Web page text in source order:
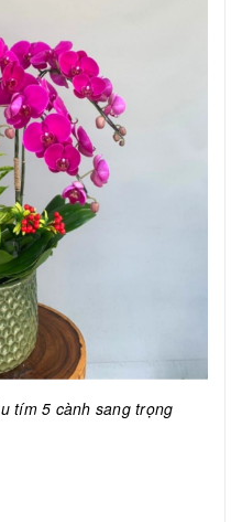
tím 5 cành sang trọng